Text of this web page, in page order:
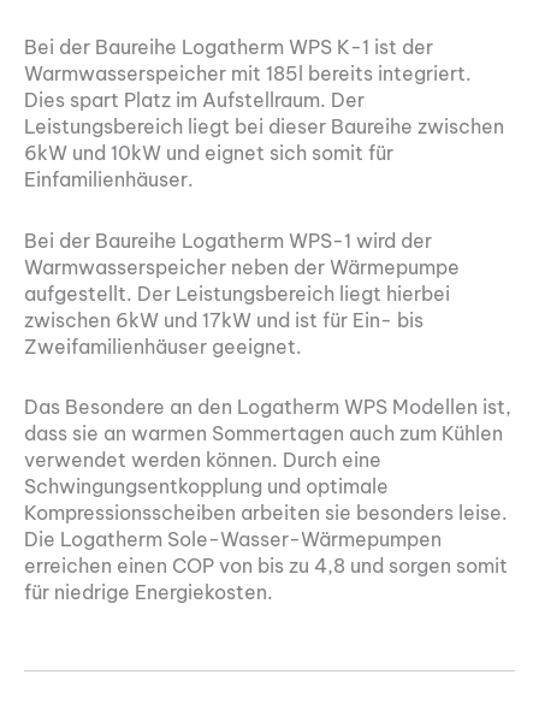
Bei der Baureihe Logatherm WPS K-1 ist der
Warmwasserspeicher mit 185l bereits integriert.
Dies spart Platz im Aufstellraum. Der
Leistungsbereich liegt bei dieser Baureihe zwischen
6kW und 10kW und eignet sich somit für
Einfamilienhäuser.
Bei der Baureihe Logatherm WPS-1 wird der
Warmwasserspeicher neben der Wärmepumpe
aufgestellt. Der Leistungsbereich liegt hierbei
zwischen 6kW und 17kW und ist für Ein- bis
Zweifamilienhäuser geeignet.
Das Besondere an den Logatherm WPS Modellen ist,
dass sie an warmen Sommertagen auch zum Kühlen
verwendet werden können. Durch eine
Schwingungsentkopplung und optimale
Kompressionsscheiben arbeiten sie besonders leise.
Die Logatherm Sole-Wasser-Wärmepumpen
erreichen einen COP von bis zu 4,8 und sorgen somit
für niedrige Energiekosten.